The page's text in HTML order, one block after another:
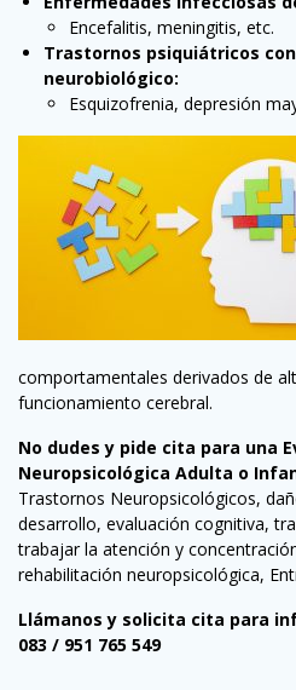
Encefalitis, meningitis, etc.
Trastornos psiquiátricos
neurobiológico:
Esquizofrenia, depresión
comportamentales derivados de
funcionamiento cerebral.
No dudes y pide cita para una
Neuropsicológica Adulta o
Trastornos Neuropsicológicos,
desarrollo, evaluación cognitiva,
trabajar la atención y
rehabilitación neuropsicológica,
Llámanos y solicita cita para
083 / 951 765 549